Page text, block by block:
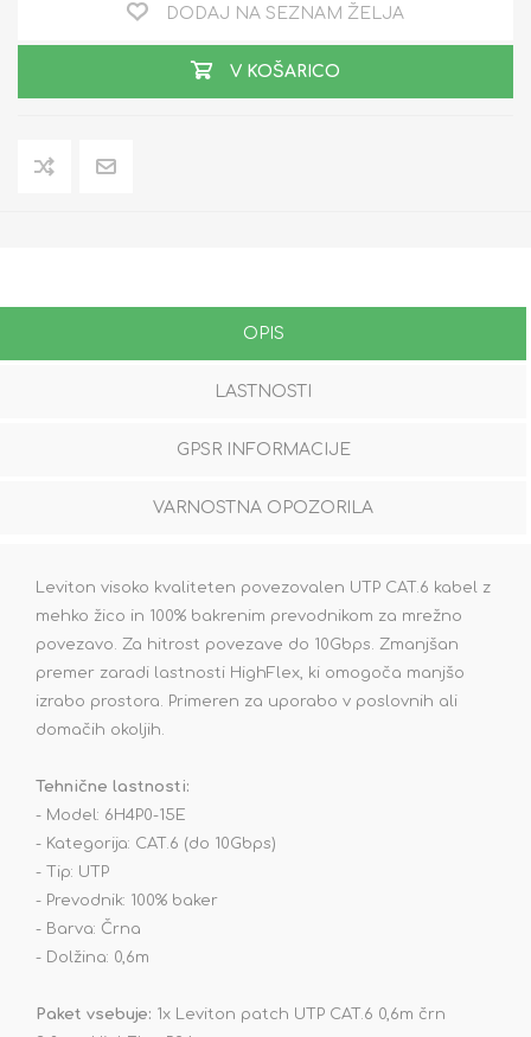
DODAJ NA SEZNAM ŽELJA
V KOŠARICO
OPIS
LASTNOSTI
GPSR INFORMACIJE
VARNOSTNA OPOZORILA
Leviton visoko kvaliteten povezovalen UTP CAT.6 kabel z
mehko žico in 100% bakrenim prevodnikom za mrežno
povezavo. Za hitrost povezave do 10Gbps. Zmanjšan
premer zaradi lastnosti HighFlex, ki omogoča manjšo
izrabo prostora. Primeren za uporabo v poslovnih ali
domačih okoljih.
Tehnične lastnosti:
- Model: 6H4P0-15E
- Kategorija: CAT.6 (do 10Gbps)
- Tip: UTP
- Prevodnik: 100% baker
- Barva: Črna
- Dolžina: 0,6m
Paket vsebuje: 1x Leviton patch UTP CAT.6 0,6m črn